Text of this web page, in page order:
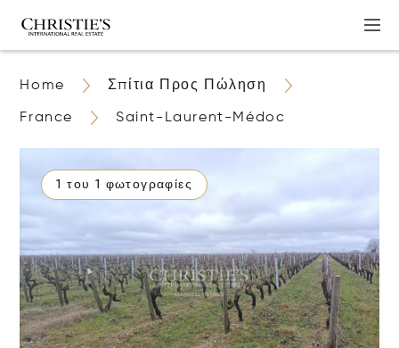
Home Σπίτια Προς Πώληση
France Saint-Laurent-Médoc
1 του 1 φωτογραφίες